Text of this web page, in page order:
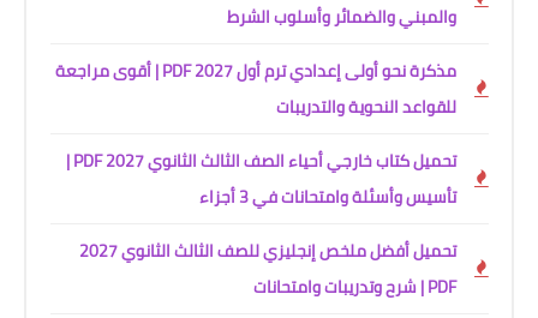
والمبني والضمائر وأسلوب الشرط
مذكرة نحو أولى إعدادي ترم أول 2027 PDF | أقوى مراجعة
للقواعد النحوية والتدريبات
تحميل كتاب خارجي أحياء الصف الثالث الثانوي 2027 PDF |
تأسيس وأسئلة وامتحانات في 3 أجزاء
تحميل أفضل ملخص إنجليزي للصف الثالث الثانوي 2027
PDF | شرح وتدريبات وامتحانات